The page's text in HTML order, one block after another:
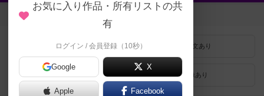
登録状況
最近登録された順 紹介文あり
画像あり
お気に入り作品・所有リストの共
有
ログイン / 会員登録（10秒）
Google X
Apple Facebook